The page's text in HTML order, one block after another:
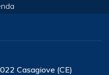
Casagiove (CE)